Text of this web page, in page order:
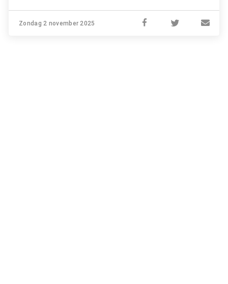
Zondag 2 november 2025